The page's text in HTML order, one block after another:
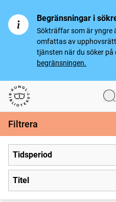
Begränsningar i
Sökträffar som är yngre
omfattas av
tjänsten när du söker på
begränsningen.
Svenska tidningar
Filtrera
Tidsperiod
Titel